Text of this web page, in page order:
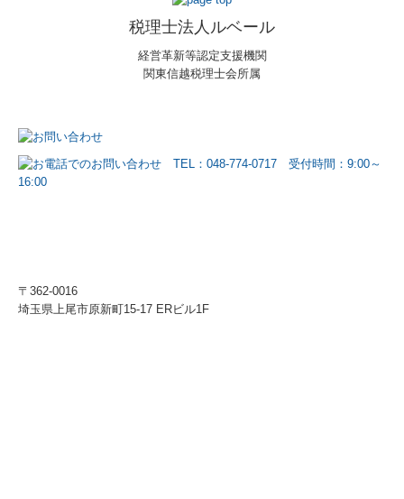
税理士法人ルベール
経営革新等認定支援機関
関東信越税理士会所属
〒362-0016
埼玉県上尾市原新町15-17 ERビル1F